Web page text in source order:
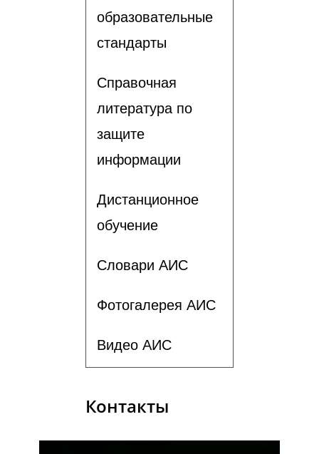
образовательные
стандарты
Справочная
литература по
защите
информации
Дистанционное
обучение
Словари АИС
Фотогалерея АИС
Видео АИС
Контакты